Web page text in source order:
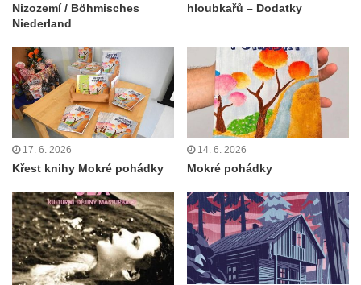
Nizozemí / Böhmisches
Niederland
hloubkařů – Dodatky
17. 6. 2026
Křest knihy Mokré pohádky
14. 6. 2026
Mokré pohádky